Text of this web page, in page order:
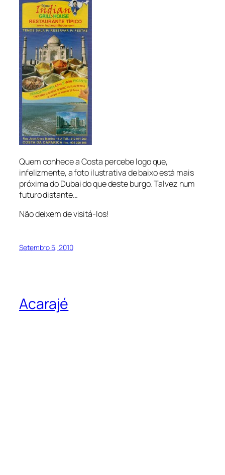
Quem conhece a Costa percebe logo que,
infelizmente, a foto ilustrativa de baixo está mais
próxima do Dubai do que deste burgo. Talvez num
futuro distante…
Não deixem de visitá-los!
Setembro 5, 2010
Acarajé